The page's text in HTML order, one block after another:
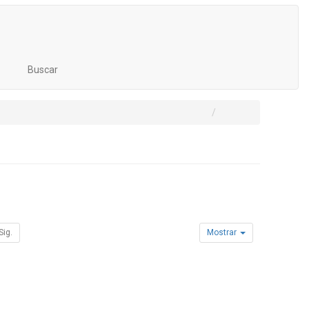
Buscar
Mostrar